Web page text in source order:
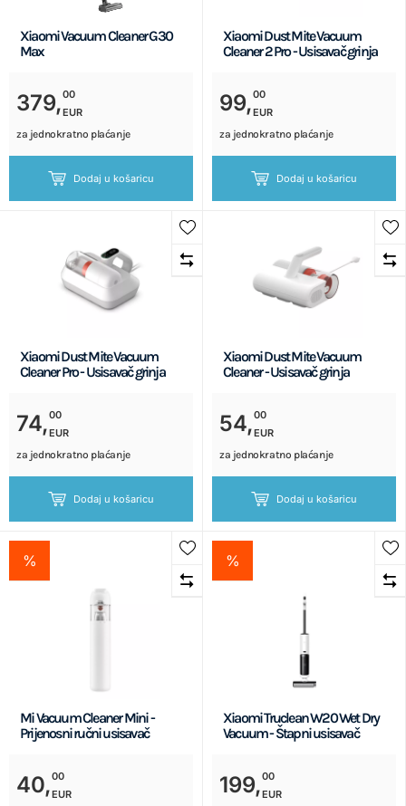
Xiaomi Vacuum Cleaner G30
Max
379,00
EUR
za jednokratno plaćanje
Dodaj u košaricu
Xiaomi Dust Mite Vacuum
Cleaner 2 Pro - Usisavač grinja
99,00
EUR
za jednokratno plaćanje
Dodaj u košaricu
Xiaomi Dust Mite Vacuum
Cleaner Pro - Usisavač grinja
74,00
EUR
za jednokratno plaćanje
Dodaj u košaricu
Xiaomi Dust Mite Vacuum
Cleaner - Usisavač grinja
54,00
EUR
za jednokratno plaćanje
Dodaj u košaricu
%
Mi Vacuum Cleaner Mini -
Prijenosni ručni usisavač
40,00
EUR
%
Xiaomi Truclean W20 Wet Dry
Vacuum - Štapni usisavač
199,00
EUR